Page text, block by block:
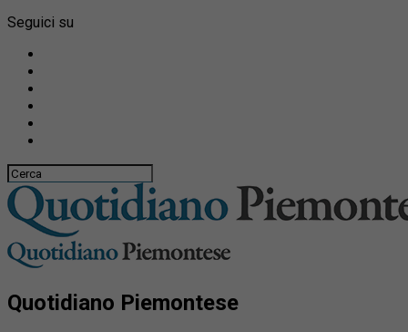
Seguici su
Quotidiano Piemontese